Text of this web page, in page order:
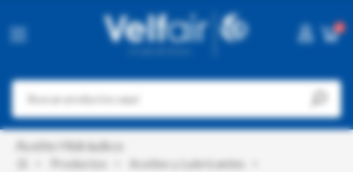
0
Aceite Hidráulico
Productos
Aceites y Lubricantes